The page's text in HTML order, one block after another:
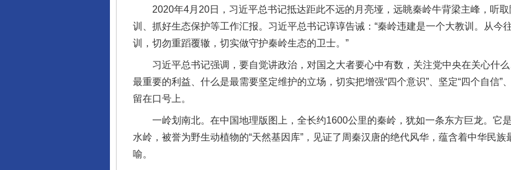
2020年4月20日，习近平总书记抵达距此不远的月亮垭，远眺秦岭牛背梁主峰，听取
训、抓好生态保护等工作汇报。习近平总书记谆谆告诫：“秦岭违建是一个大教训。从今
训，切勿重蹈覆辙，切实做守护秦岭生态的卫士。”
习近平总书记强调，要自觉讲政治，对国之大者要心中有数，关注党中央在关心什么
最重要的利益、什么是最需要坚定维护的立场，切实把增强“四个意识”、坚定“四个自信”
留在口号上。
一岭划南北。在中国地理版图上，全长约1600公里的秦岭，犹如一条东方巨龙。它
水岭，被誉为野生动植物的“天然基因库”，见证了周秦汉唐的绝代风华，蕴含着中华民
喻。